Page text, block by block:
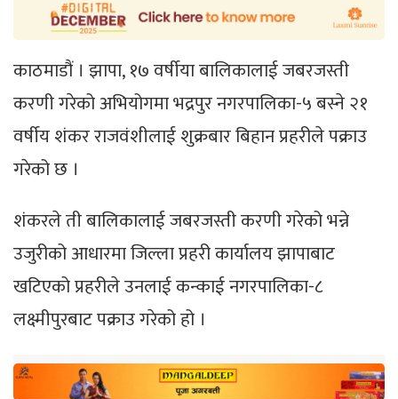
काठमाडौं । झापा, १७ वर्षीया बालिकालाई जबरजस्ती
करणी गरेको अभियोगमा भद्रपुर नगरपालिका-५ बस्ने २१
वर्षीय शंकर राजवंशीलाई शुक्रबार बिहान प्रहरीले पक्राउ
गरेको छ ।
शंकरले ती बालिकालाई जबरजस्ती करणी गरेको भन्ने
उजुरीको आधारमा जिल्ला प्रहरी कार्यालय झापाबाट
खटिएको प्रहरीले उनलाई कन्काई नगरपालिका-८
लक्ष्मीपुरबाट पक्राउ गरेको हो ।